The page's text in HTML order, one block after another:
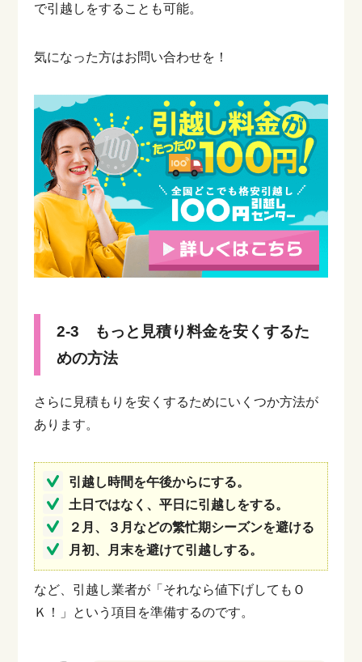
で引越しをすることも可能。
気になった方はお問い合わせを！
2-3 もっと見積り料金を安くするた
めの方法
さらに見積もりを安くするためにいくつか方法が
あります。
引越し時間を午後からにする。
土日ではなく、平日に引越しをする。
２月、３月などの繁忙期シーズンを避ける
月初、月末を避けて引越しする。
など、引越し業者が「それなら値下げしてもＯ
Ｋ！」という項目を準備するのです。